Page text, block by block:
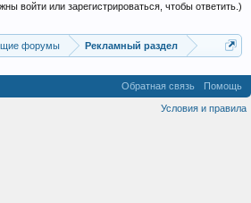
войти или зарегистрироваться, чтобы ответить.)
форумы Рекламный раздел
Обратная связь Помощь
Условия и правила